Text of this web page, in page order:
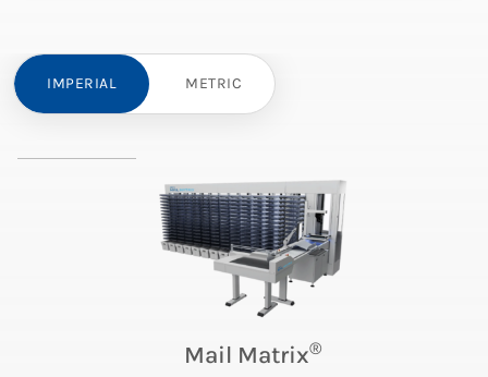
IMPERIAL METRIC
Mail Matrix®